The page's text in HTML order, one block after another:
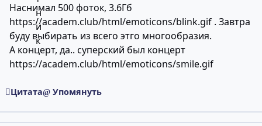
Наснимал 500 фоток, 3.6Гб
https://academ.club/html/emoticons/blink.gif . Завтра
буду выбирать из всего этго многообразия.
А концерт, да.. суперский был концерт
https://academ.club/html/emoticons/smile.gif
Цитата Упомянуть